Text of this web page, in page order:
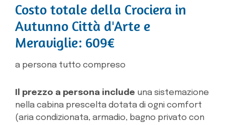
Costo totale della Crociera in
Autunno Città d'Arte e
Meraviglie: 609€
a persona tutto compreso
Il prezzo a persona include una sistemazione
nella cabina prescelta dotata di ogni comfort
(aria condizionata, armadio, bagno privato con